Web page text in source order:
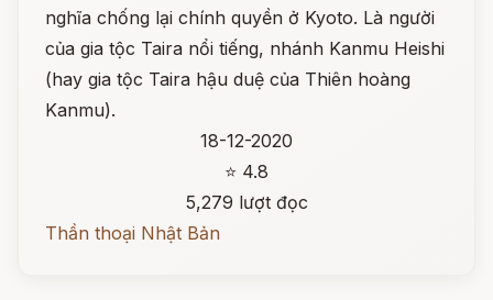
nghĩa chống lại chính quyền ở Kyoto. Là người
của gia tộc Taira nổi tiếng, nhánh Kanmu Heishi
(hay gia tộc Taira hậu duệ của Thiên hoàng
Kanmu).
18-12-2020
⭐ 4.8
5,279 lượt đọc
Thần thoại Nhật Bản